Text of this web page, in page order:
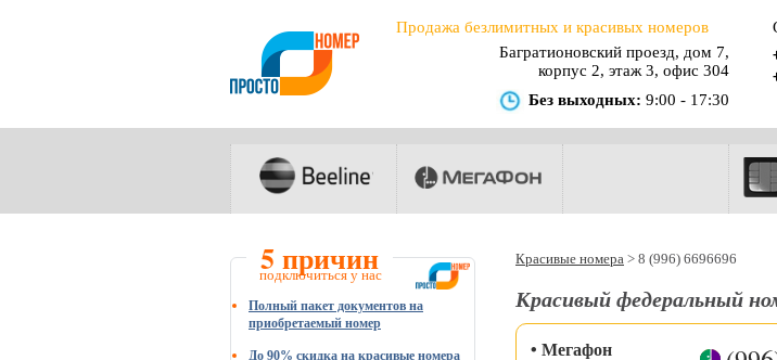
Продажа безлимитных и красивых номеров
Багратионовский проезд, дом 7,
корпус 2, этаж 3, офис 304
Без выходных: 9:00 - 17:30
5 причин
подключиться у нас
Полный пакет документов на
приобретаемый номер
До 90% скидка на красивые номера
Красивые номера > 8 (996) 6696696
Красивый федеральный
• Мегафон